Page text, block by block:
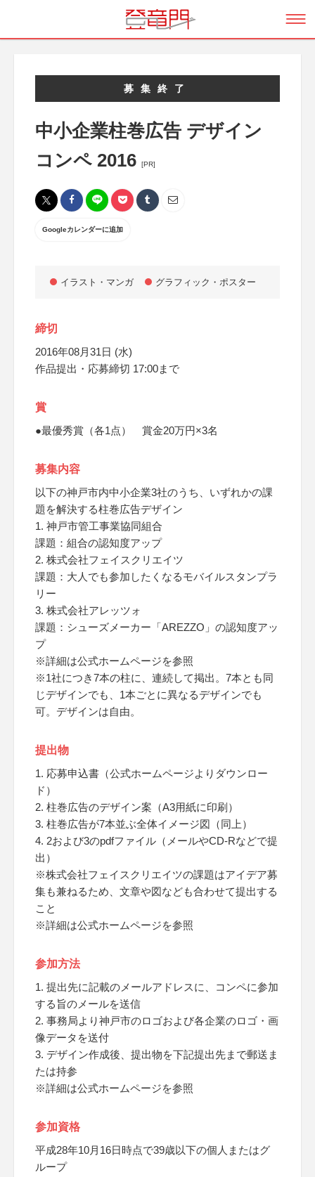
募集終了
中小企業柱巻広告 デザイン
コンペ 2016
[PR]
Googleカレンダーに追加
イラスト・マンガ グラフィック・ポスター
締切
2016年08月31日 (水)
作品提出・応募締切 17:00まで
賞
●最優秀賞（各1点） 賞金20万円×3名
募集内容
以下の神戸市内中小企業3社のうち、いずれかの課
題を解決する柱巻広告デザイン
1. 神戸市管工事業協同組合
課題：組合の認知度アップ
2. 株式会社フェイスクリエイツ
課題：大人でも参加したくなるモバイルスタンプラ
リー
3. 株式会社アレッツォ
課題：シューズメーカー「AREZZO」の認知度アッ
プ
※詳細は公式ホームページを参照
※1社につき7本の柱に、連続して掲出。7本とも同
じデザインでも、1本ごとに異なるデザインでも
可。デザインは自由。
提出物
1. 応募申込書（公式ホームページよりダウンロー
ド）
2. 柱巻広告のデザイン案（A3用紙に印刷）
3. 柱巻広告が7本並ぶ全体イメージ図（同上）
4. 2および3のpdfファイル（メールやCD-Rなどで提
出）
※株式会社フェイスクリエイツの課題はアイデア募
集も兼ねるため、文章や図なども合わせて提出する
こと
※詳細は公式ホームページを参照
参加方法
1. 提出先に記載のメールアドレスに、コンペに参加
する旨のメールを送信
2. 事務局より神戸市のロゴおよび各企業のロゴ・画
像データを送付
3. デザイン作成後、提出物を下記提出先まで郵送ま
たは持参
※詳細は公式ホームページを参照
参加資格
平成28年10月16日時点で39歳以下の個人またはグ
ループ